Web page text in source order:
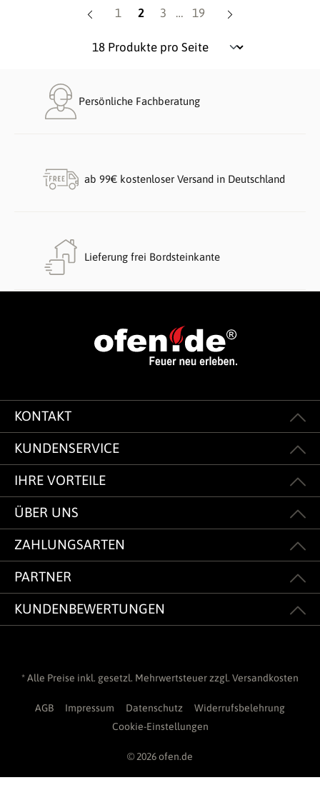
Seite
1 Seite
2 Seite
3 … Seite
19
Persönliche Fachberatung
ab 99€ kostenloser Versand in Deutschland
Lieferung frei Bordsteinkante
KONTAKT
KUNDENSERVICE
IHRE VORTEILE
ÜBER UNS
ZAHLUNGSARTEN
PARTNER
KUNDENBEWERTUNGEN
* Alle Preise inkl. gesetzl. Mehrwertsteuer zzgl. Versandkosten
AGB Impressum Datenschutz
Widerrufsbelehrung
Cookie-Einstellungen
© 2026 ofen.de